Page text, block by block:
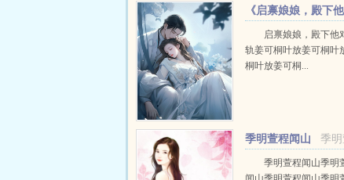
《启禀娘娘，殿下
您图谋不轨》
启禀娘娘，殿下他
轨姜可桐叶放姜可桐叶
桐叶放姜可桐...
季
季明萱程闻山
季明萱程闻山季明